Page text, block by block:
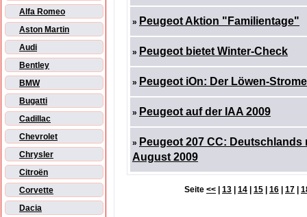
Alfa Romeo
Aston Martin
Audi
Bentley
BMW
Bugatti
Cadillac
Chevrolet
Chrysler
Citroën
Corvette
Dacia
» Peugeot Aktion "Familientage"
» Peugeot bietet Winter-Check
» Peugeot iOn: Der Löwen-
» Peugeot auf der IAA 2009
» Peugeot 207 CC:
August 2009
Seite << 13 14 15 16 17